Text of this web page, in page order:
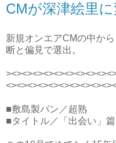
CMが深津絵里に
新規オンエアCMの中か
断と偏見で選出。
■敷島製パン／超熟
■タイトル／「出会い」篇